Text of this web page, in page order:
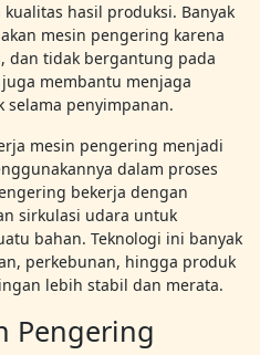
hasil produksi. Banyak
mesin pengering karena
dan tidak bergantung pada
membantu menjaga
selama penyimpanan.
mesin pengering menjadi
dalam proses
bekerja dengan
sirkulasi udara untuk
bahan. Teknologi ini banyak
perkebunan, hingga produk
lebih stabil dan merata.
Pengering